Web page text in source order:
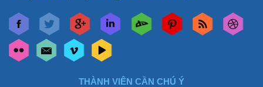
THÀNH VIÊN CẦN CHÚ Ý